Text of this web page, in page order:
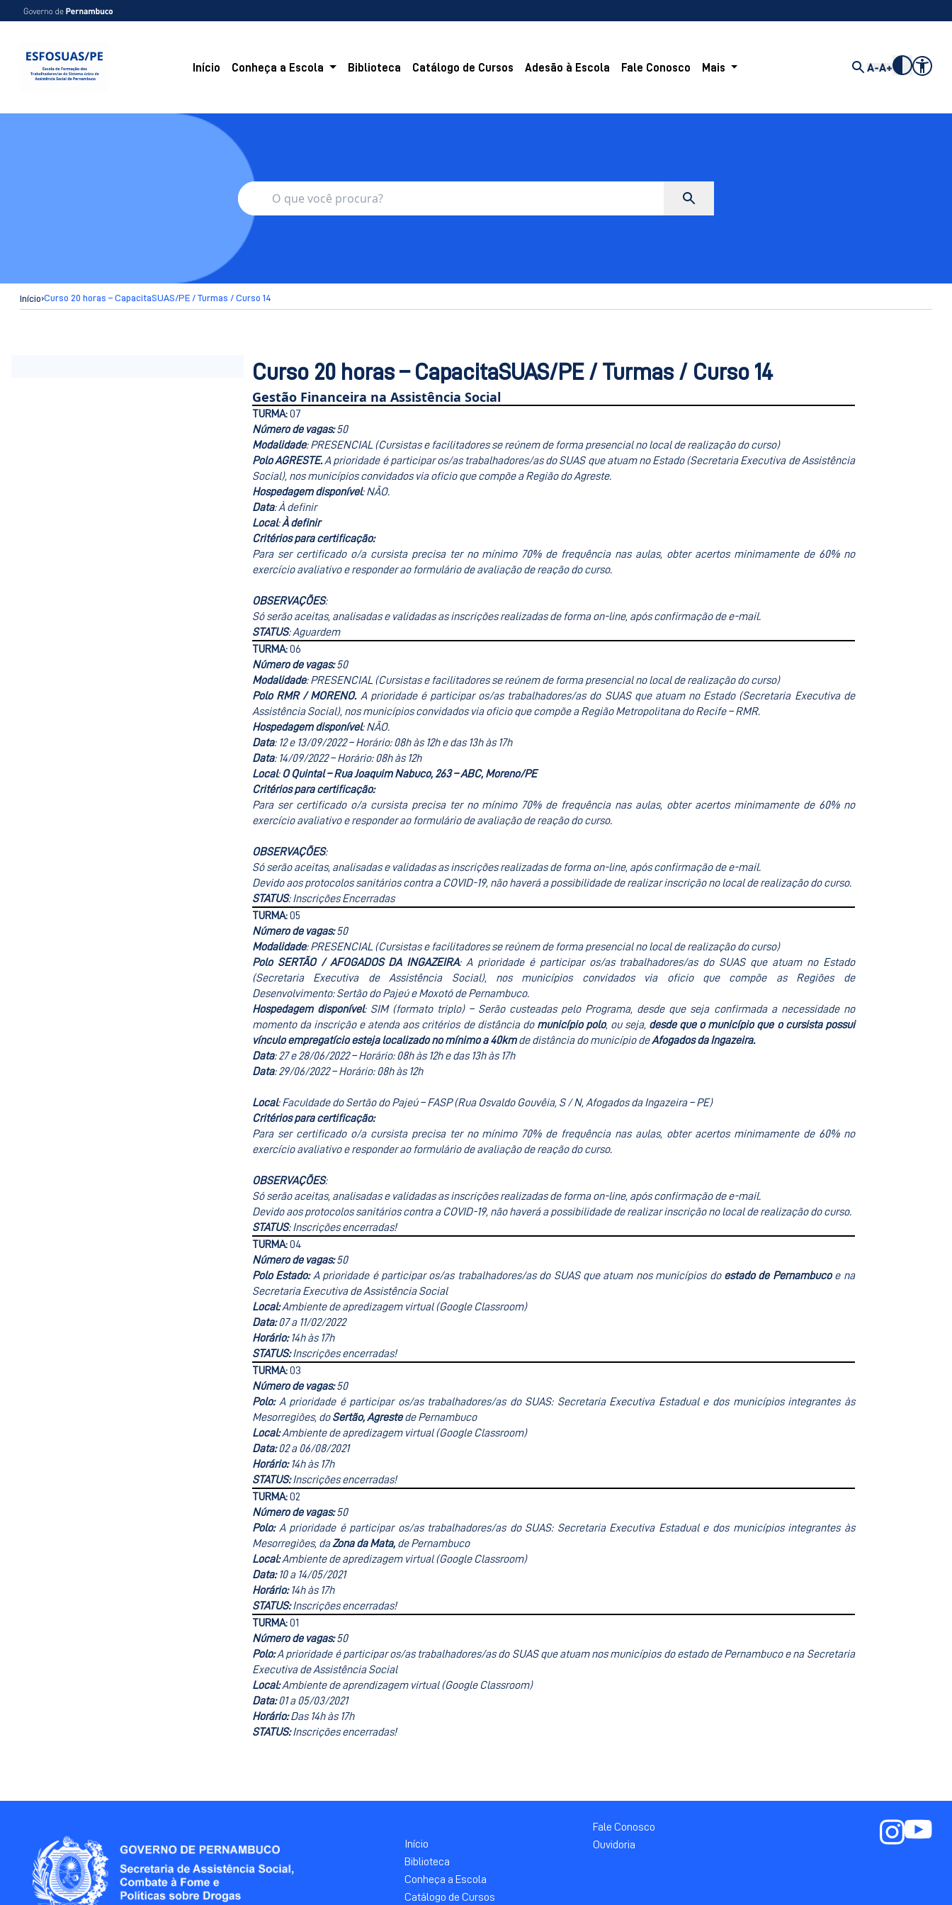
Início Conheça a Escola Biblioteca Catálogo de Cursos Adesão à Escola Fale Conosco Mais
Início›Curso 20 horas – CapacitaSUAS/PE / Turmas / Curso 14
Curso 20 horas – CapacitaSUAS/PE / Turmas / Curso 14
Gestão Financeira na Assistência Social
TURMA:07
Número de vagas:50
Modalidade: PRESENCIAL (Cursistas e facilitadores se reúnem de forma presencial no local de realização do curso)
Polo AGRESTE.A prioridade é participar os/as trabalhadores/as do SUAS que atuam no Estado (Secretaria Executiva de Assistência
Social), nos municípios convidados via oficio que compõe a Região do Agreste.
Hospedagem disponível: NÃO.
Data: À definir
Local:À definir
Critérios para certificação:
Para ser certificado o/a cursista precisa ter no mínimo 70% de frequência nas aulas, obter acertos minimamente de 60% no
exercício avaliativo e responder ao formulário de avaliação de reação do curso.
OBSERVAÇÕES:
Só serão aceitas, analisadas e validadas as inscrições realizadas de forma on-line, após confirmação de e-mail.
STATUS: Aguardem
TURMA:06
Número de vagas:50
Modalidade: PRESENCIAL (Cursistas e facilitadores se reúnem de forma presencial no local de realização do curso)
Polo RMR / MORENO.A prioridade é participar os/as trabalhadores/as do SUAS que atuam no Estado (Secretaria Executiva de
Assistência Social), nos municípios convidados via oficio que compõe a Região Metropolitana do Recife – RMR.
Hospedagem disponível: NÃO.
Data: 12 e 13/09/2022 – Horário: 08h às 12h e das 13h às 17h
Data: 14/09/2022 – Horário: 08h às 12h
Local:O Quintal – Rua Joaquim Nabuco, 263 – ABC, Moreno/PE
Critérios para certificação:
Para ser certificado o/a cursista precisa ter no mínimo 70% de frequência nas aulas, obter acertos minimamente de 60% no
exercício avaliativo e responder ao formulário de avaliação de reação do curso.
OBSERVAÇÕES:
Só serão aceitas, analisadas e validadas as inscrições realizadas de forma on-line, após confirmação de e-mail.
Devido aos protocolos sanitários contra a COVID-19, não haverá a possibilidade de realizar inscrição no local de realização do curso.
STATUS: Inscrições Encerradas
TURMA:05
Número de vagas:50
Modalidade: PRESENCIAL (Cursistas e facilitadores se reúnem de forma presencial no local de realização do curso)
Polo SERTÃO / AFOGADOS DA INGAZEIRA: A prioridade é participar os/as trabalhadores/as do SUAS que atuam no Estado
(Secretaria Executiva de Assistência Social), nos municípios convidados via oficio que compõe as Regiões de
Desenvolvimento: Sertão do Pajeú e Moxotó de Pernambuco.
Hospedagem disponível: SIM (formato triplo) – Serão custeadas pelo Programa, desde que seja confirmada a necessidade no
momento da inscrição e atenda aos critérios de distância do município polo, ou seja, desde que o município que o cursista possui
vínculo empregatício esteja localizado no mínimo a 40kmde distância do município deAfogados da Ingazeira.
Data: 27 e 28/06/2022 – Horário: 08h às 12h e das 13h às 17h
Data: 29/06/2022 – Horário: 08h às 12h
Local: Faculdade do Sertão do Pajeú – FASP (Rua Osvaldo Gouvêia, S / N, Afogados da Ingazeira – PE)
Critérios para certificação:
Para ser certificado o/a cursista precisa ter no mínimo 70% de frequência nas aulas, obter acertos minimamente de 60% no
exercício avaliativo e responder ao formulário de avaliação de reação do curso.
OBSERVAÇÕES:
Só serão aceitas, analisadas e validadas as inscrições realizadas de forma on-line, após confirmação de e-mail.
Devido aos protocolos sanitários contra a COVID-19, não haverá a possibilidade de realizar inscrição no local de realização do curso.
STATUS: Inscrições encerradas!
TURMA:04
Número de vagas:50
Polo Estado: A prioridade é participar os/as trabalhadores/as do SUAS que atuam nos municípiosdo estado de Pernambucoe na
Secretaria Executiva de Assistência Social
Local:Ambiente de apredizagem virtual (Google Classroom)
Data:07 a 11/02/2022
Horário:14h às 17h
STATUS:Inscrições encerradas!
TURMA:03
Número de vagas:50
Polo: A prioridade é participar os/as trabalhadores/as do SUAS: Secretaria Executiva Estadual e dos municípios integrantes às
Mesorregiões, doSertão,Agrestede Pernambuco
Local:Ambiente de apredizagem virtual (Google Classroom)
Data:02 a 06/08/2021
Horário:14h às 17h
STATUS:Inscrições encerradas!
TURMA:02
Número de vagas:50
Polo: A prioridade é participar os/as trabalhadores/as do SUAS: Secretaria Executiva Estadual e dos municípios integrantes às
Mesorregiões, daZona da Mata, de Pernambuco
Local:Ambiente de apredizagem virtual (Google Classroom)
Data:10 a 14/05/2021
Horário:14h às 17h
STATUS:Inscrições encerradas!
TURMA:01
Número de vagas:50
Polo:A prioridade é participar os/as trabalhadores/as do SUAS que atuam nos municípiosdo estado de Pernambuco ena Secretaria
Executiva de Assistência Social
Local:Ambiente de aprendizagem virtual (Google Classroom)
Data:01 a 05/03/2021
Horário:Das 14h às 17h
STATUS:Inscrições encerradas!
Início
Biblioteca
Conheça a Escola
Catálogo de Cursos
Fale Conosco
Ouvidoria